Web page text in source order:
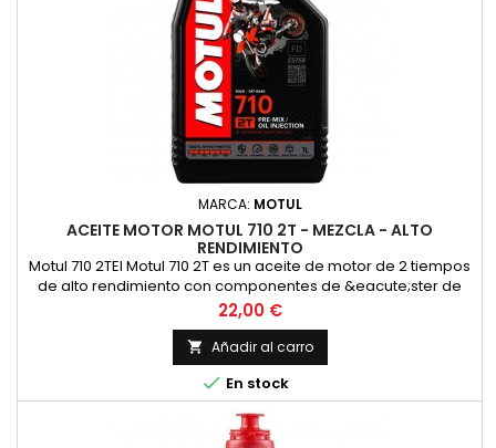
MARCA: MOTUL
ACEITE MOTOR MOTUL 710 2T - MEZCLA - ALTO
RENDIMIENTO
Motul 710 2TEl Motul 710 2T es un aceite de motor de 2 tiempos
de alto rendimiento con componentes de &eacute;ster de
alta calidad para las m&aacute;s altas exigencias en las
carreras y en la carretera en todos los motores de 2 tiempos
con inyecci&oacute;n o carburador. Adecuado para la
lubricaci&oacute;n mixta y separada. Compatible con los
modernos...
Precio
22,00 €
 Añadir al carro
 En stock